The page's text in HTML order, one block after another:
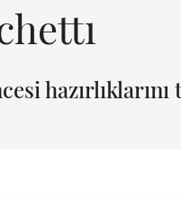
hazırlıklarını